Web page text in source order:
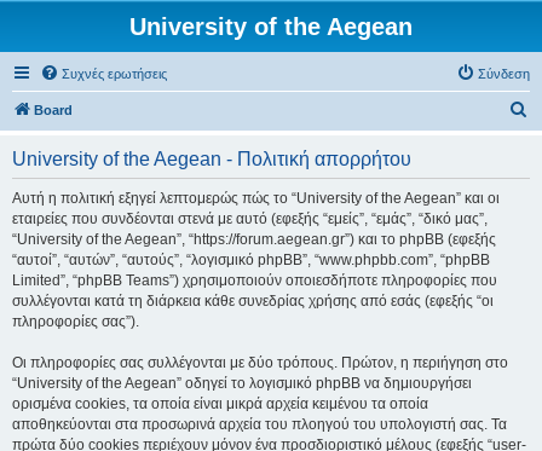
University of the Aegean
Συχνές ερωτήσεις Σύνδεση
Board
University of the Aegean - Πολιτική απορρήτου
Αυτή η πολιτική εξηγεί λεπτομερώς πώς το “University of the Aegean” και οι
εταιρείες που συνδέονται στενά με αυτό (εφεξής “εμείς”, “εμάς”, “δικό μας”,
“University of the Aegean”, “https://forum.aegean.gr”) και το phpBB (εφεξής
“αυτοί”, “αυτών”, “αυτούς”, “λογισμικό phpBB”, “www.phpbb.com”, “phpBB
Limited”, “phpBB Teams”) χρησιμοποιούν οποιεσδήποτε πληροφορίες που
συλλέγονται κατά τη διάρκεια κάθε συνεδρίας χρήσης από εσάς (εφεξής “οι
πληροφορίες σας”).
Οι πληροφορίες σας συλλέγονται με δύο τρόπους. Πρώτον, η περιήγηση στο
“University of the Aegean” οδηγεί το λογισμικό phpBB να δημιουργήσει
ορισμένα cookies, τα οποία είναι μικρά αρχεία κειμένου τα οποία
αποθηκεύονται στα προσωρινά αρχεία του πλοηγού του υπολογιστή σας. Τα
πρώτα δύο cookies περιέχουν μόνον ένα προσδιοριστικό μέλους (εφεξής “user-